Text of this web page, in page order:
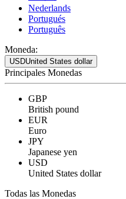
Nederlands
Portugués
Português
Moneda:
USDUnited States dollar
Principales Monedas
GBP
British pound
EUR
Euro
JPY
Japanese yen
USD
United States dollar
Todas las Monedas